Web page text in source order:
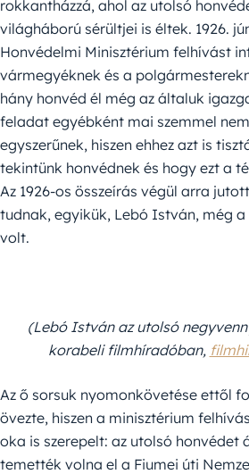
rokkantházzá, ahol az utolsó
világháború sérültjei is éltek. 1926.
Honvédelmi Minisztérium felhívást
vármegyéknek és a
hány honvéd él még az általuk
feladat egyébként mai szemmel
egyszerűnek, hiszen ehhez azt is
tekintünk honvédnek és hogy ezt a
Az 1926-os összeírás végül arra
tudnak, egyikük, Lebó István, még
volt.
(Lebó István az utolsó
korabeli filmhíradóban,
Az ő sorsuk nyomonkövetése ettől
övezte, hiszen a minisztérium
oka is szerepelt: az utolsó honvédet
temették volna el a Fiumei úti